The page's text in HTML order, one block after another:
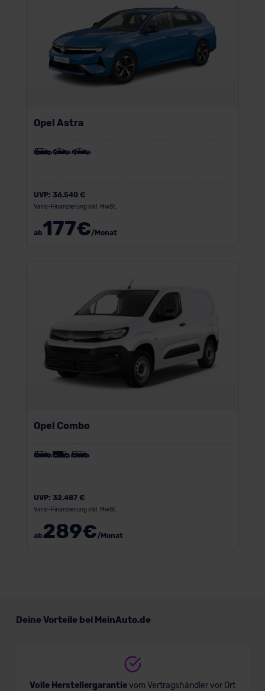
Opel Astra
UVP: 36.540 €
Vario-Finanzierung inkl. MwSt.
ab177€/Monat
Opel Combo
UVP: 32.487 €
Vario-Finanzierung inkl. MwSt.
ab289€/Monat
Deine Vorteile bei MeinAuto.de
Volle Herstellergarantievom Vertragshändler vor Ort